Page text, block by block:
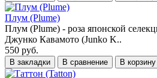
Плум (Plume)
Плум (Plume) - роза японской
Джунко Кавамото (Junko K..
550 руб.
В закладки В сравнение В корзину